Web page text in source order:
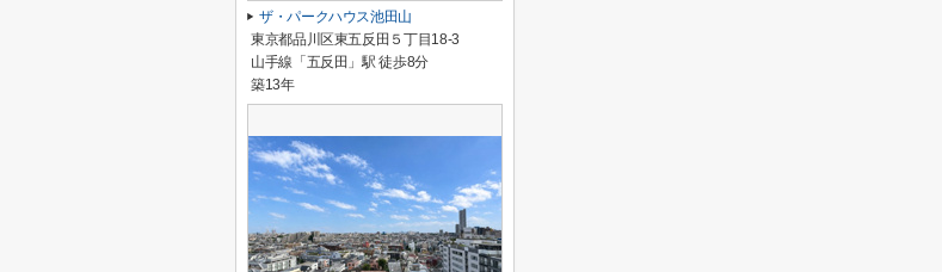
ザ・パークハウス池田山
東京都品川区東五反田５丁目18-3
山手線「五反田」駅 徒歩8分
築13年